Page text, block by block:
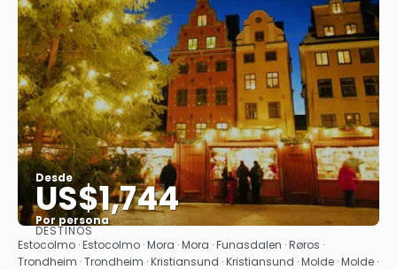
Desde
US$1,744
Por persona
Ver
DESTINOS
Estocolmo · Estocolmo · Mora · Mora · Funasdalen · Røros ·
Trondheim · Trondheim · Kristiansund · Kristiansund · Molde · Molde ·